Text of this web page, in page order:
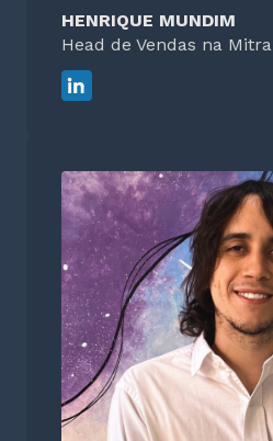
HENRIQUE MUNDIM
Head de Vendas na Mitra